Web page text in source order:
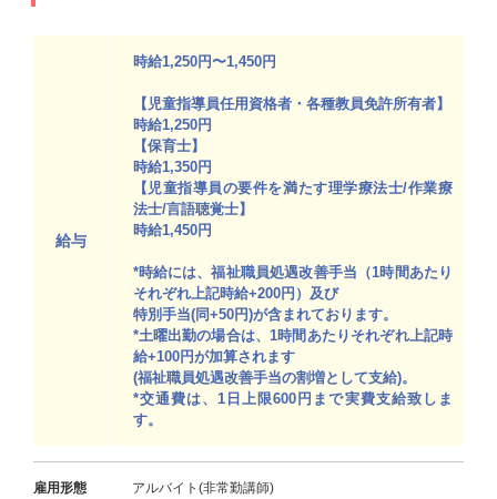
給与
時給1,250円〜1,450円
【児童指導員任用資格者・各種教員免許所有者】
時給1,250円
【保育士】
時給1,350円
【児童指導員の要件を満たす理学療法士/作業療
法士/言語聴覚士】
時給1,450円
*時給には、福祉職員処遇改善手当（1時間あたり
それぞれ上記時給+200円）及び
特別手当(同+50円)が含まれております。
*土曜出勤の場合は、1時間あたりそれぞれ上記時
給+100円が加算されます
(福祉職員処遇改善手当の割増として支給)。
*交通費は、1日上限600円まで実費支給致しま
す。
雇用形態 アルバイト(非常勤講師)